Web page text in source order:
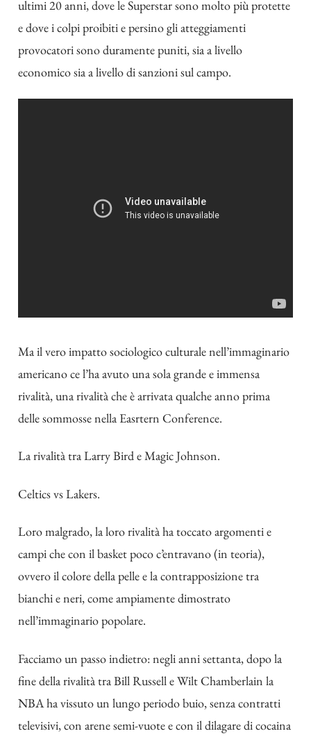
ultimi 20 anni, dove le Superstar sono molto più protette
e dove i colpi proibiti e persino gli atteggiamenti
provocatori sono duramente puniti, sia a livello
economico sia a livello di sanzioni sul campo.
Ma il vero impatto sociologico culturale nell’immaginario
americano ce l’ha avuto una sola grande e immensa
rivalità, una rivalità che è arrivata qualche anno prima
delle sommosse nella Easrtern Conference.
La rivalità tra Larry Bird e Magic Johnson.
Celtics vs Lakers.
Loro malgrado, la loro rivalità ha toccato argomenti e
campi che con il basket poco c’entravano (in teoria),
ovvero il colore della pelle e la contrapposizione tra
bianchi e neri, come ampiamente dimostrato
nell’immaginario popolare.
Facciamo un passo indietro: negli anni settanta, dopo la
fine della rivalità tra Bill Russell e Wilt Chamberlain la
NBA ha vissuto un lungo periodo buio, senza contratti
televisivi, con arene semi-vuote e con il dilagare di cocaina